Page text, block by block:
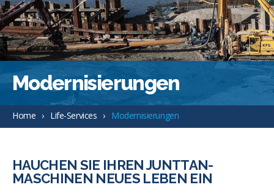
Modernisierungen
Home Life-Services Modernisierungen
HAUCHEN SIE IHREN JUNTTAN-
MASCHINEN NEUES LEBEN EIN